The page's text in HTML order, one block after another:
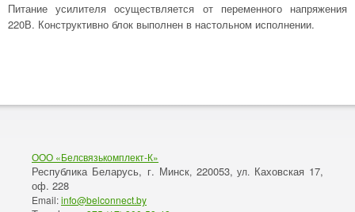
Питание усилителя осуществляется от переменного напряжения
220В. Конструктивно блок выполнен в настольном исполнении.
ООО «Белсвязькомплект-К»
Республика Беларусь, г. Минск, 220053, ул. Каховская 17,
оф. 228
Email:info@belconnect.by